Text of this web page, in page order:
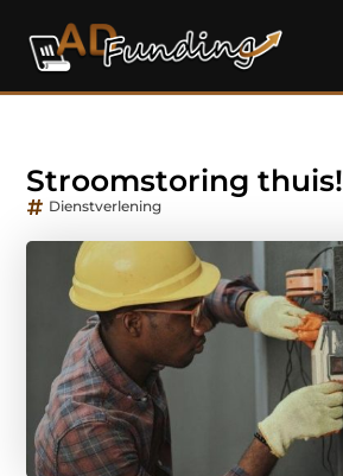
Stroomstoring thuis!
Dienstverlening